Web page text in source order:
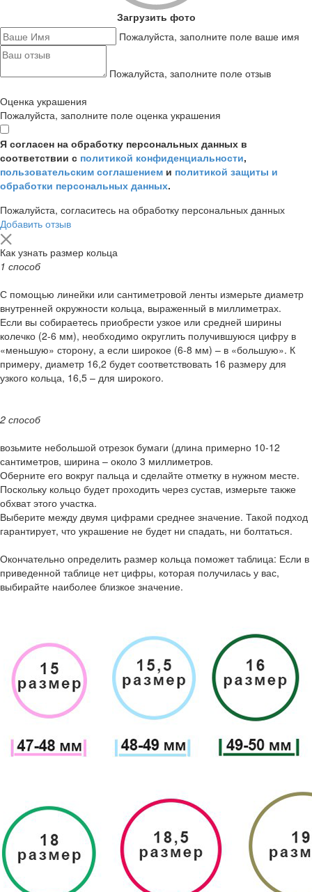
Загрузить фото
Пожалуйста, заполните поле ваше имя
Пожалуйста, заполните поле отзыв
Оценка украшения
Пожалуйста, заполните поле оценка украшения
Я согласен на обработку персональных данных в
соответствии с политикой конфиденциальности,
пользовательским соглашением и политикой защиты и
обработки персональных данных.
Пожалуйста, согласитесь на обработку персональных данных
Добавить отзыв
Как узнать размер кольца
1 способ
С помощью линейки или сантиметровой ленты измерьте диаметр
внутренней окружности кольца, выраженный в миллиметрах.
Если вы собираетесь приобрести узкое или средней ширины
колечко (2-6 мм), необходимо округлить получившуюся цифру в
«меньшую» сторону, а если широкое (6-8 мм) – в «большую». К
примеру, диаметр 16,2 будет соответствовать 16 размеру для
узкого кольца, 16,5 – для широкого.
2 способ
возьмите небольшой отрезок бумаги (длина примерно 10-12
сантиметров, ширина – около 3 миллиметров.
Оберните его вокруг пальца и сделайте отметку в нужном месте.
Поскольку кольцо будет проходить через сустав, измерьте также
обхват этого участка.
Выберите между двумя цифрами среднее значение. Такой подход
гарантирует, что украшение не будет ни спадать, ни болтаться.
Окончательно определить размер кольца поможет таблица: Если в
приведенной таблице нет цифры, которая получилась у вас,
выбирайте наиболее близкое значение.